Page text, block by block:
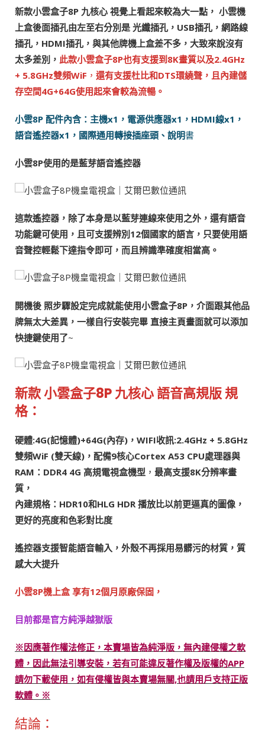
新款小雲盒子8P 九核心 視覺上看起來較為大一點， 小雲機
上盒後面插孔由左至右分別是 光纖插孔，USB插孔，網路線
插孔，HDMI插孔，與其他牌機上盒差不多，大致來說沒有
太多差別， 此款小雲盒子8P也有支援到8K畫質以及2.4GHz
+ 5.8GHz雙頻WiF ， 還有支援杜比和DTS環繞聲，且內建儲
存空間4G+64G使用起來會較為流暢。
小雲8P 配件內含：主機x1，電源供應器x1，HDMI線x1，
語音遙控器x1，國際通用轉接插座頭、說明書
小雲8P使用的是藍芽語音遙控器
這款遙控器，除了本身是以藍芽連線來使用之外，還有語音
功能鍵可使用，且可支援辨別12個國家的語言，只要使用語
音聲控輕鬆下達指令即可，而且辨識準確度相當高。
開機後 照步驟設定完成就能使用小雲盒子8P，介面跟其他品
牌無太大差異，一樣自行安裝完畢 直接主頁畫面就可以添加
快捷鍵使用了~
新款 小雲盒子8P 九核心 語音高規版 規
格：
硬體:4G(記憶體)+64G(內存)，WIFI收訊:2.4GHz + 5.8GHz
雙頻WiF (雙天線)，配備9核心Cortex A53 CPU處理器與
RAM：DDR4 4G 高規電視盒機型 ， 最高支援8K分辨率畫
質，
內建規格：HDR10和HLG HDR 播放比以前更逼真的圖像，
更好的亮度和色彩對比度
遙控器支援智能語音輸入，外殼不再採用易髒污的材質，質
感大大提升
小雲8P機上盒 享有12個月原廠保固，
目前都是官方純淨越獄版
※因應著作權法修正，本賣場皆為純淨版，無內建侵權之軟
體，因此無法引導安裝，若有可能違反著作權及版權的APP
請勿下載使用，如有侵權皆與本賣場無關,也請用戶支持正版
軟體。※
結論：